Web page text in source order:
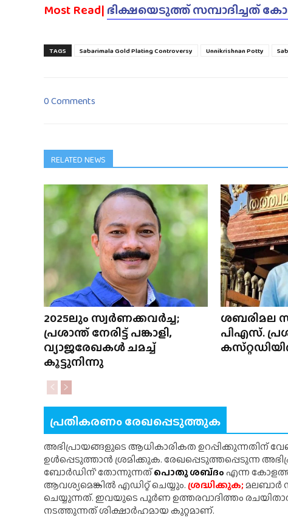
Most Read| ഭിക്ഷയെടുത്ത് സമ്പാദിച്ചത്
TAGS Sabarimala Gold Plating Controversy Unnikrishnan Potty
0 Comments
RELATED NEWS
2025ലും സ്വർണക്കവർച്ച;
പ്രശാന്ത് നേരിട്ട് പങ്കാളി,
വ്യാജരേഖകൾ ചമച്ച്
കൂട്ടുനിന്നു
ശബരിമല
പിഎസ്.
പ്രതികരണം രേഖപ്പെടുത്തുക
അഭിപ്രായങ്ങളുടെ ആധികാരികത ഉറപ്പിക്കുന്നതിന്
ഉൾപ്പെടുത്താൻ ശ്രമിക്കുക. രേഖപ്പെടുത്തപ്പെടുന്ന
ബോർഡിന്' തോന്നുന്നത്പൊതു ശബ്‌ദംഎന്ന
ആവശ്യമെങ്കിൽ എഡിറ്റ് ചെയ്യും.ശ്രദ്ധിക്കുക;മലബാർ
ചെയ്യുന്നത്. ഇവയുടെ പൂർണ ഉത്തരവാദിത്തം
നടത്തുന്നത് ശിക്ഷാർഹമായ കുറ്റമാണ്.